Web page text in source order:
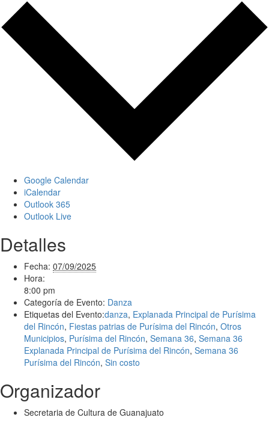
Google Calendar
iCalendar
Outlook 365
Outlook Live
Detalles
Fecha: 07/09/2025
Hora:
8:00 pm
Categoría de Evento: Danza
Etiquetas del Evento:danza, Explanada Principal de Purísima
del Rincón, Fiestas patrias de Purísima del Rincón, Otros
Municipios, Purísima del Rincón, Semana 36, Semana 36
Explanada Principal de Purísima del Rincón, Semana 36
Purísima del Rincón, Sin costo
Organizador
Secretaria de Cultura de Guanajuato